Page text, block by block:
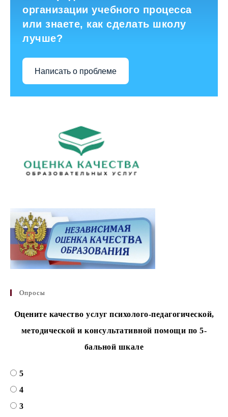
организации учебного процесса
или знаете, как сделать школу
лучше?
Написать о проблеме
Опросы
Оцените качество услуг психолого-педагогической,
методической и консультативной помощи по 5-
бальной шкале
5
4
3